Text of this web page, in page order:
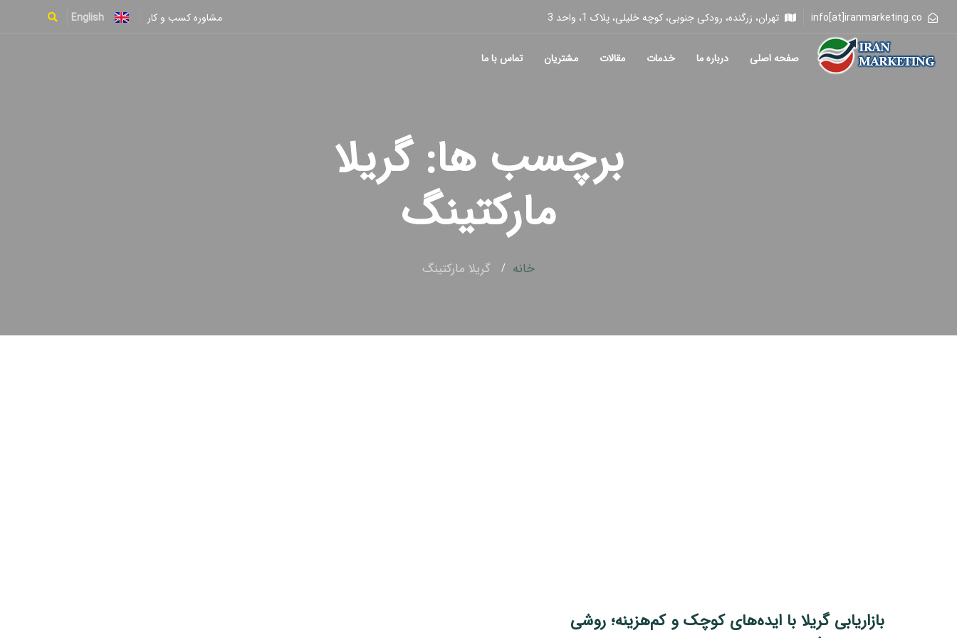
info[at]iranmarketing.co تهران، زرگنده، رودکی جنوبی، کوچه خلیلی، پلاک 1، واحد 3 مشاوره کسب و کار English
صفحه اصلی درباره ما خدمات مقالات مشتریان تماس با ما
برچسب ها: گریلا
مارکتینگ
خانه گریلا مارکتینگ
بازاریابی گریلا با ایده‌های کوچک و کم‌هزینه؛ روشی